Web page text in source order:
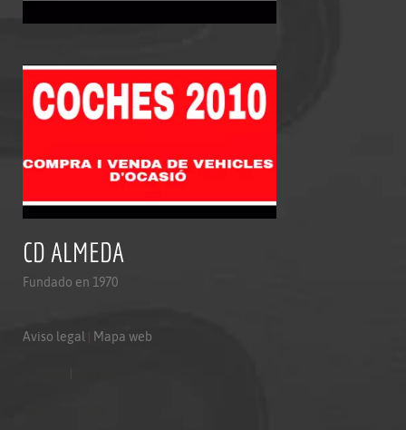
CD ALMEDA
Fundado en 1970
Aviso legal Mapa web